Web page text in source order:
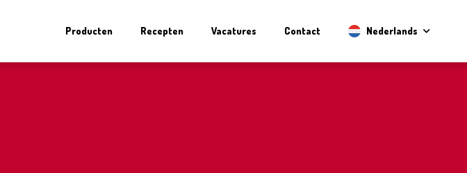
Producten Recepten Vacatures Contact Nederlands